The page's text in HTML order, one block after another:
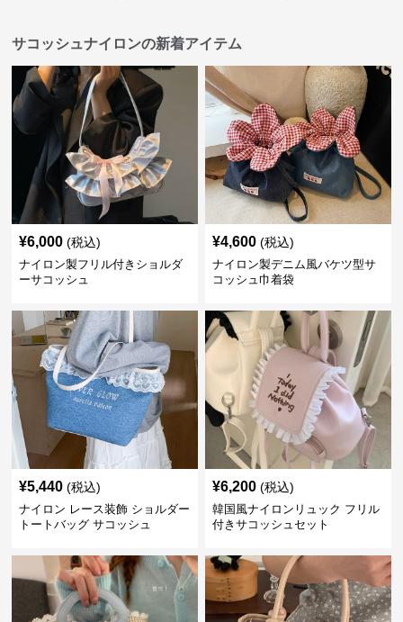
サコッシュナイロンの新着アイテム
¥6,000 (税込)
ナイロン製フリル付きショルダ
ーサコッシュ
¥4,600 (税込)
ナイロン製デニム風バケツ型サ
コッシュ巾着袋
¥5,440 (税込)
ナイロン レース装飾 ショルダー
トートバッグ サコッシュ
¥6,200 (税込)
韓国風ナイロンリュック フリル
付きサコッシュセット